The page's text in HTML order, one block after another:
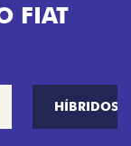
FIAT
HÍBRIDOS